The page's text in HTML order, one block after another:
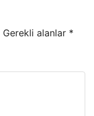
Gerekli alanlar *